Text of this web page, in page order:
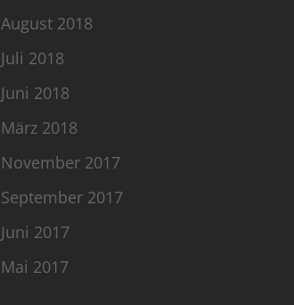
August 2018
Juli 2018
Juni 2018
März 2018
November 2017
September 2017
Juni 2017
Mai 2017